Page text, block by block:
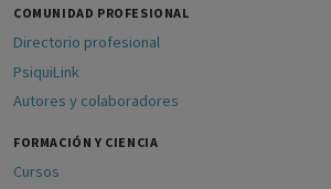
COMUNIDAD PROFESIONAL
Directorio profesional
PsiquiLink
Autores y colaboradores
FORMACIÓN Y CIENCIA
Cursos